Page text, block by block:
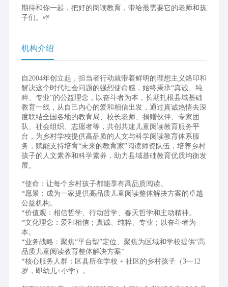
期待和你一起，把好的阅读教育，带给最需要它的老师和孩
子们。🌱
机构介绍
自2004年创立起，担当者行动就带着鲜明的理想主义烙印和
解决这个时代社会问题的强烈使命感，始终秉承“真诚、纯
粹、专业”的公益理念，以奋斗者为本，长期扎根县域基础
教育一线，从自己内心的爱和相信出发，通过真诚热情去深
度联结全国各地的教育局、校长老师、捐赠伙伴、专家团
队、社会组织、志愿者等，共创共建儿童阅读教育服务平
台，为乡村学校提供高品质的人文与科学阅读教育体系服
务，赋能支持培育“未来的教育家”阅读师资队伍，培养乡村
孩子的人文素养和科学素养，助力县域基础教育优质均衡发
展。
*使命：让每个乡村孩子都能享有高品质阅读。
*愿景：成为一家提供高品质儿童阅读整体解决方案的卓越
公益机构。
*价值观：相信哲学、行动哲学、春天哲学和主动精神。
*文化理念：爱和相信；真诚、纯粹、专业；以奋斗者为
本。
*业务战略：聚焦“平台型”定位、聚焦为区域和学校提供“高
品质儿童阅读教育整体解决方案”
*核心服务人群：区县所在学校 + 社区的乡村孩子（3—12
岁，即幼儿+小学）。